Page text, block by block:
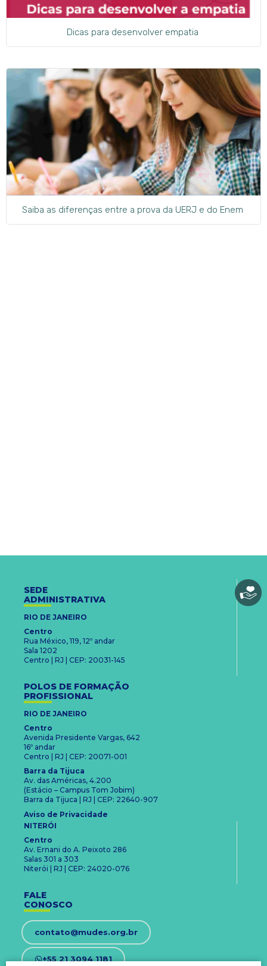
Dicas para desenvolver empatia
Saiba as diferenças entre a prova da UERJ e do Enem
SEDE
ADMINISTRATIVA
RIO DE JANEIRO
Centro
Rua México, 119, 12º andar
Sala 1202
Centro | RJ | CEP: 20031-145
POLOS DE FORMAÇÃO
PROFISSIONAL
RIO DE JANEIRO
Centro
Avenida Presidente Vargas, 642
16º andar
Centro | RJ | CEP: 20071-001
Barra da Tijuca
Av. das Américas, 4.200
(Estácio – Campus Tom Jobim)
Barra da Tijuca | RJ | CEP: 22640-907
Aviso de Privacidade
NITERÓI
Centro
Av. Ernani do A. Peixoto 286
Salas 301 a 303
Niterói | RJ | CEP: 24020-076
FALE
CONOSCO
contato@mudes.org.br
+55 21 3094 1181